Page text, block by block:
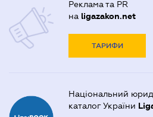
Реклама та PR
на ligazakon.net
ТАРИФИ
Національний
каталог України